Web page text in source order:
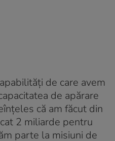
de care avem
de apărare
că am făcut din
2 miliarde pentru
parte la misiuni de